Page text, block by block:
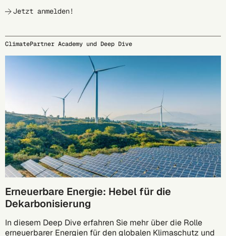
Jetzt anmelden!
ClimatePartner Academy und Deep Dive
27.10.
Erneuerbare Energie: Hebel für die
Dekarbonisierung
In diesem Deep Dive erfahren Sie mehr über die Rolle
erneuerbarer Energien für den globalen Klimaschutz und